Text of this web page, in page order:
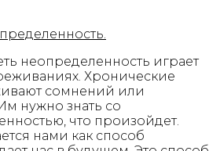
неопределенность играет
Хронические
сомнений или
нужно знать со
что произойдет.
нами как способ